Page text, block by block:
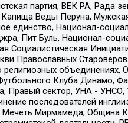
партия, ВЕК РА, Рада
Веды Перуна,
единство, Национал-
Пит Буль, Национал-
Социалистическая
Православных
объединениях,
Клуба Динамо,
Правый сектор, УНА - УНСО,
последователей
Мирмамеда, Община